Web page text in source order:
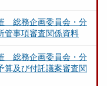
総務企画委員会・分
管事項審査関係資料
総務企画委員会・分
算及び付託議案審査関